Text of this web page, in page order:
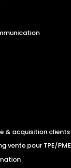
& acquisition clients
vente pour TPE/PME